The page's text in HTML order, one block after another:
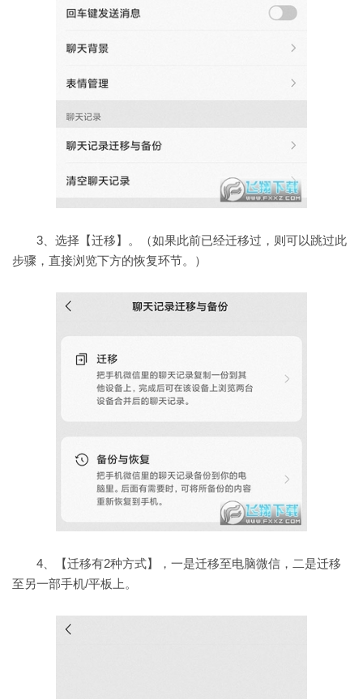
3、选择【迁移】。（如果此前已经迁移过，则可以跳过此
步骤，直接浏览下方的恢复环节。）
4、【迁移有2种方式】，一是迁移至电脑微信，二是迁移
至另一部手机/平板上。